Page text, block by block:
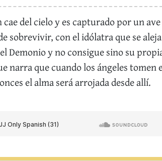
del cielo y es capturado por un
sobrevivir, con el idólatra que se
Demonio y no consigue sino su
narra que cuando los ángeles
el alma será arrojada desde allí.